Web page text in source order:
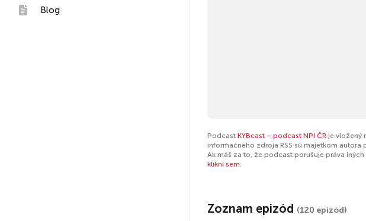
Blog
Podcast KYBcast – podcast NPI ČR je vložený
informačného zdroja RSS sú majetkom
Ak máš za to, že podcast porušuje práva
klikni sem.
Zoznam epizód (120 epizód)